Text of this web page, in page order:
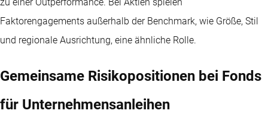
Faktorengagements außerhalb der Benchmark, wie Größe, Stil
und regionale Ausrichtung, eine ähnliche Rolle.
Gemeinsame Risikopositionen bei Fonds
für Unternehmensanleihen